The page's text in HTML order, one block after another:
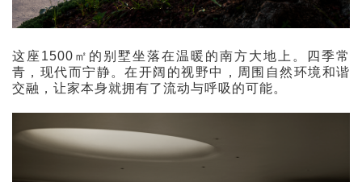
这座1500㎡的别墅坐落在温暖的南方大地上。四季常
青，现代而宁静。在开阔的视野中，周围自然环境和谐
交融，让家本身就拥有了流动与呼吸的可能。